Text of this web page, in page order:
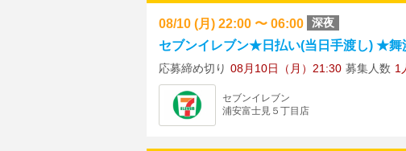
08/10 (月) 22:00 〜 06:00 深夜
セブンイレブン★日払い(当日手渡し) ★舞
応募締め切り 08月10日（月）21:30 募集人数 1
セブンイレブン
浦安富士見５丁目店